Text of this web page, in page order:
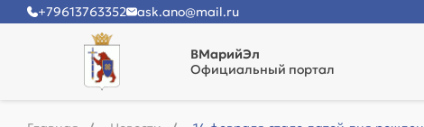
+79613763352 ask.ano@mail.ru
ВМарийЭл
Официальный портал